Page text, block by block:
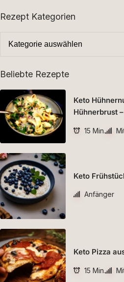
Rezept Kategorien
Beliebte Rezepte
Keto
Hühnerbrust
15 Min.
Keto
Anfänger
Keto Pizza
15 Min.